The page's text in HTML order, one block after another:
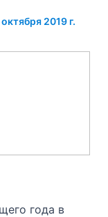
2019 г.
года в